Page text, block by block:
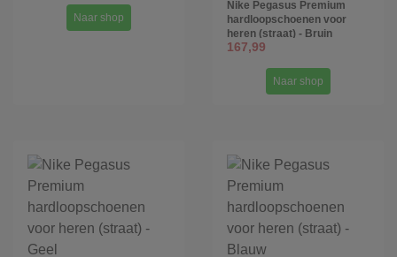
Naar shop
Nike Pegasus Premium
hardloopschoenen voor
heren (straat) - Bruin
167,99
Naar shop